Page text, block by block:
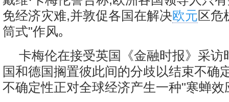
免经济灾难,并敦促各国在解决欧元区危
筒式"作风｡
卡梅伦在接受英国《金融时报》采访
国和德国搁置彼此间的分歧以结束不确
不确定性正对全球经济产生一种"寒蝉效